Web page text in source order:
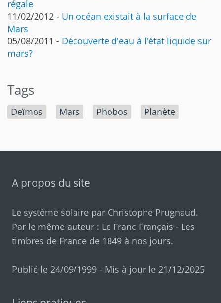
régale
11/02/2012 - Un océan existait à la surface de
Mars
05/08/2011 - Découverte d'eau à l'état liquide sur
mars?
Tags
Deïmos Mars Phobos Planète
A propos du site
Le système solaire par Christophe Prugnaud.
Par le même auteur : Le Franc Français - Les
timbres de France de 1849 à nos jours.
Publié le 24/09/1999 - Mis à jour le 21/12/2025